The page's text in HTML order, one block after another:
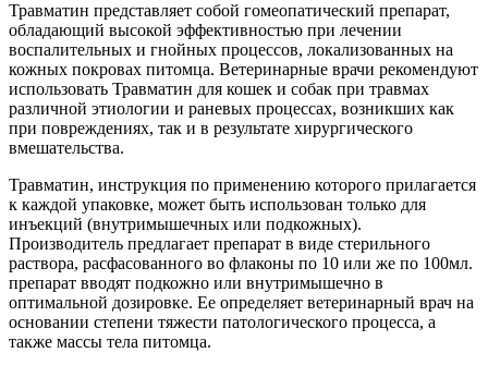
Травматин представляет собой гомеопатический препарат,
обладающий высокой эффективностью при лечении
воспалительных и гнойных процессов, локализованных на
кожных покровах питомца. Ветеринарные врачи рекомендуют
использовать Травматин для кошек и собак при травмах
различной этиологии и раневых процессах, возникших как
при повреждениях, так и в результате хирургического
вмешательства.
Травматин, инструкция по применению которого прилагается
к каждой упаковке, может быть использован только для
инъекций (внутримышечных или подкожных).
Производитель предлагает препарат в виде стерильного
раствора, расфасованного во флаконы по 10 или же по 100мл.
препарат вводят подкожно или внутримышечно в
оптимальной дозировке. Ее определяет ветеринарный врач на
основании степени тяжести патологического процесса, а
также массы тела питомца.